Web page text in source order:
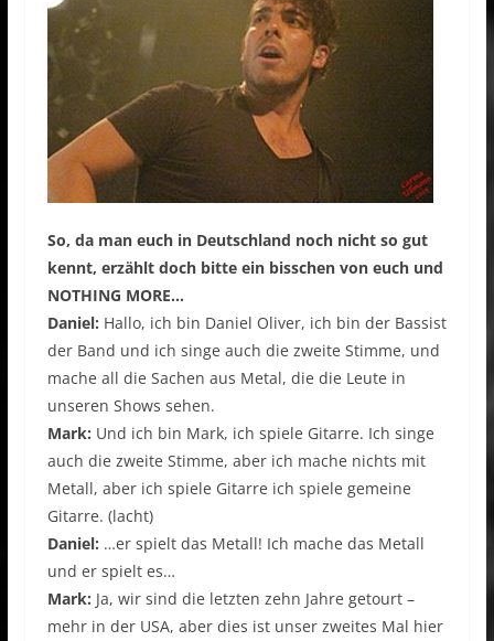
So, da man euch in Deutschland noch nicht so gut
kennt, erzählt doch bitte ein bisschen von euch und
NOTHING MORE…
Daniel: Hallo, ich bin Daniel Oliver, ich bin der Bassist
der Band und ich singe auch die zweite Stimme, und
mache all die Sachen aus Metal, die die Leute in
unseren Shows sehen.
Mark: Und ich bin Mark, ich spiele Gitarre. Ich singe
auch die zweite Stimme, aber ich mache nichts mit
Metall, aber ich spiele Gitarre ich spiele gemeine
Gitarre. (lacht)
Daniel: …er spielt das Metall! Ich mache das Metall
und er spielt es…
Mark: Ja, wir sind die letzten zehn Jahre getourt –
mehr in der USA, aber dies ist unser zweites Mal hier